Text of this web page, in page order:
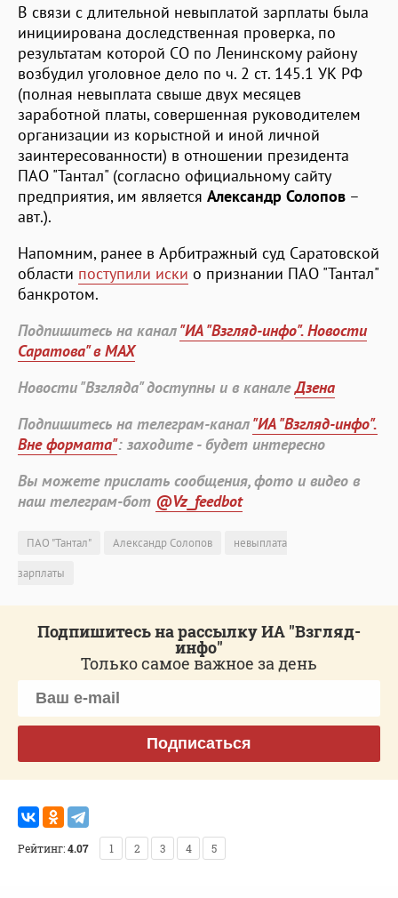
В связи с длительной невыплатой зарплаты была
инициирована доследственная проверка, по
результатам которой СО по Ленинскому району
возбудил уголовное дело по ч. 2 ст. 145.1 УК РФ
(полная невыплата свыше двух месяцев
заработной платы, совершенная руководителем
организации из корыстной и иной личной
заинтересованности) в отношении президента
ПАО "Тантал" (согласно официальному сайту
предприятия, им является Александр Солопов –
авт.).
Напомним, ранее в Арбитражный суд Саратовской
области поступили иски о признании ПАО "Тантал"
банкротом.
Подпишитесь на канал"ИА "Взгляд-инфо". Новости
Саратова" в MAX
Новости "Взгляда" доступны и в каналеДзена
Подпишитесь на телеграм-канал"ИА "Взгляд-инфо".
Вне формата": заходите - будет интересно
Вы можете прислать сообщения, фото и видео в
наш телеграм-бот @Vz_feedbot
ПАО "Тантал" Александр Солопов
невыплата
зарплаты
Подпишитесь на рассылку ИА "Взгляд-
инфо"
Только самое важное за день
Подписаться
Рейтинг:4.07 1 2 3 4 5